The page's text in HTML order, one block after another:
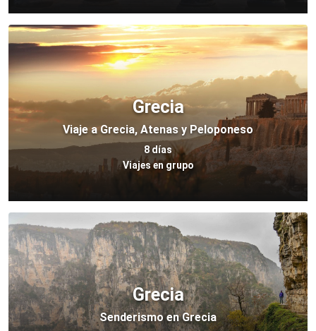
Grecia
Viaje a Grecia, Atenas y Peloponeso
8 días
Viajes en grupo
Grecia
Senderismo en Grecia